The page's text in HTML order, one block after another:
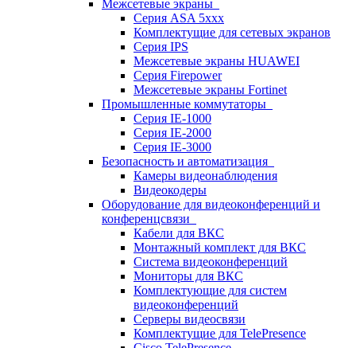
Межсетевые экраны
Серия ASA 5xxx
Комплектущие для сетевых экранов
Серия IPS
Межсетевые экраны HUAWEI
Серия Firepower
Межсетевые экраны Fortinet
Промышленные коммутаторы
Серия IE-1000
Серия IE-2000
Серия IE-3000
Безопасность и автоматизация
Камеры видеонаблюдения
Видеокодеры
Оборудование для видеоконференций и
конференцсвязи
Кабели для ВКС
Монтажный комплект для ВКС
Система видеоконференций
Мониторы для ВКС
Комплектующие для систем
видеоконференций
Серверы видеосвязи
Комплектущие для TelePresence